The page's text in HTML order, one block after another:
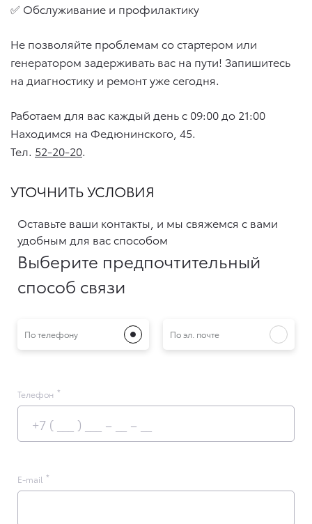
✅ Обслуживание и профилактику
Не позволяйте проблемам со стартером или
генератором задерживать вас на пути! Запишитесь
на диагностику и ремонт уже сегодня.
Работаем для вас каждый день с 09:00 до 21:00
Находимся на Федюнинского, 45.
Тел. 52-20-20.
УТОЧНИТЬ УСЛОВИЯ
Оставьте ваши контакты, и мы свяжемся с вами
удобным для вас способом
Выберите предпочтительный
способ связи
По телефону По эл. почте
Телефон
E-mail